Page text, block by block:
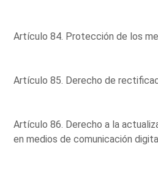
Artículo 84. Protección de los
Artículo 85. Derecho de
Artículo 86. Derecho a la
en medios de comunicación